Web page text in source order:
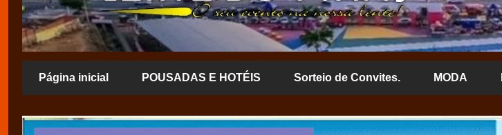
Página inicial POUSADAS E HOTÉIS Sorteio de Convites. MODA